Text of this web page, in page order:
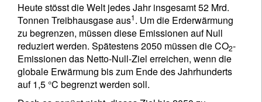
Heute stösst die Welt jedes Jahr insgesamt 52 Mrd.
Tonnen Treibhausgase aus1. Um die Erderwärmung
zu begrenzen, müssen diese Emissionen auf Null
reduziert werden. Spätestens 2050 müssen die CO2-
Emissionen das Netto-Null-Ziel erreichen, wenn die
globale Erwärmung bis zum Ende des Jahrhunderts
auf 1,5 °C begrenzt werden soll.